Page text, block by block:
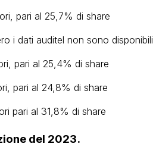
pari al 25,7% di share
i dati auditel non sono disponibili
pari al 25,4% di share
pari al 24,8% di share
pari al 31,8% di share
del 2023.